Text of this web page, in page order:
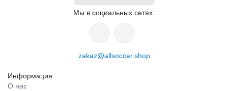
Мы в социальных сетях:
zakaz@allsoccer.shop
Информация
О нас